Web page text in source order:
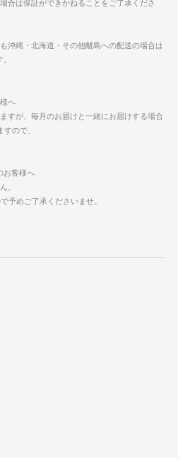
合は保証ができかねることをご了承くださ
沖縄・北海道・その他離島への配送の場合は
へ
すが、毎月のお届けと一緒にお届けする場合
ので、
お客様へ
。
予めご了承くださいませ。